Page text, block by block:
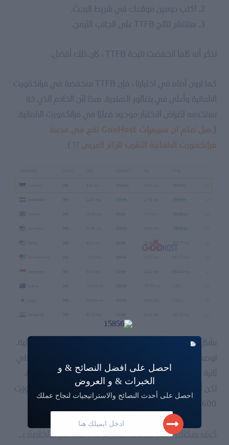
اكتب دومين موقعك في شريط البحث.
ستنتشر نتائج TTFB على الجانب الأيمن.
تذكر أنه كلما انخفضت نتيجة TTFB ، كان ذلك أفضل.
كما ترون أدناه في اختبارنا ، فإن TTFB منخفضة في فرانكفورت
الالمانية وأعلى في بنغالور الهندية. هذا لأن الخادم الذي كنا
نستخدمه لأغراض الاختبار موجود فعليًا في فرانكفورت الالمانية.
(
هل تعلم ان سيرفرات GooHost تقع فى مدينة
فرانكفورت الالمانية الأقرب للزائر العربى !؟ ).
بشكل عام ، أي نتيجة أقل من 100 مللي ثانية هى نتيجة مثالية.
توصي اختبارات السرعة للمواقع من جوجل بأقل من 200 مللي
ثانية حتى يستجيب الخادم. 200-500 مللي ثانية تعتبر صحية.
لكن أحدث إصدار من أداة PageSpeed ​​لا يشتكي إلا إذا تجاوزت
600 مللي ثانية.
كيف يمكنك اختبار سرعات السيرفرات ( الخوادم ) الخاصة بـ
احصل على افضل النصائح & و
الخبرات & و العروض
احصل على أحدث النصائح والاستراتيجيات لنجاح عملك